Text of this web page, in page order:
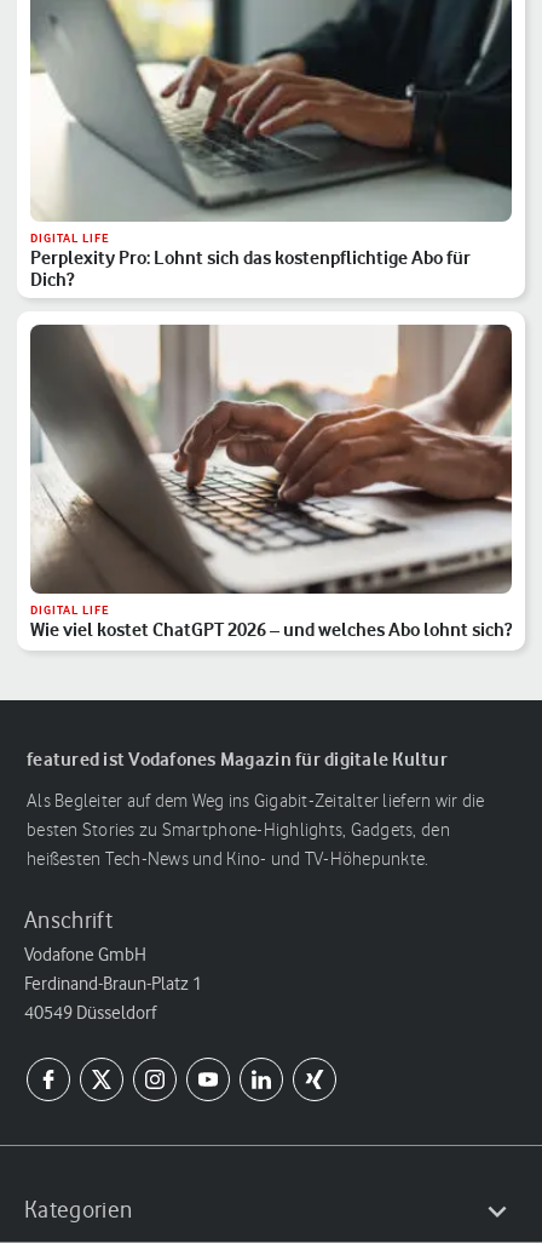
DIGITAL LIFE
Perplexity Pro: Lohnt sich das kostenpflichtige Abo für
Dich?
DIGITAL LIFE
Wie viel kostet ChatGPT 2026 – und welches Abo lohnt sich?
featured ist Vodafones Magazin für digitale Kultur
Als Begleiter auf dem Weg ins Gigabit-Zeitalter liefern wir die
besten Stories zu Smartphone-Highlights, Gadgets, den
heißesten Tech-News und Kino- und TV-Höhepunkte.
Anschrift
Vodafone GmbH
Ferdinand-Braun-Platz 1
40549 Düsseldorf
Kategorien